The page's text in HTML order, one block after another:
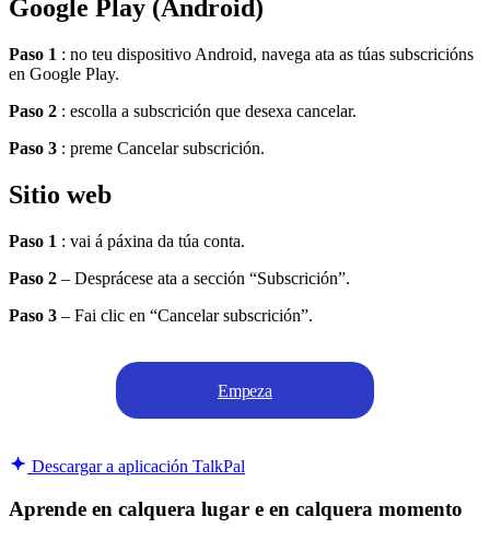
Google Play (Android)
Paso 1 : no teu dispositivo Android, navega ata as túas subscricións
en Google Play.
Paso 2 : escolla a subscrición que desexa cancelar.
Paso 3 : preme Cancelar subscrición.
Sitio web
Paso 1 : vai á páxina da túa conta.
Paso 2 – Desprácese ata a sección “Subscrición”.
Paso 3 – Fai clic en “Cancelar subscrición”.
Empeza
Descargar a aplicación TalkPal
Aprende en calquera lugar e en calquera momento